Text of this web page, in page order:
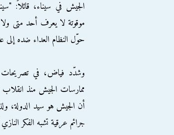
الجيش في سيناء، قائلاً:
موقوتة لا يعرف أحد متى
حوّل النظام العداء ضده إلى
وشدّد فياض، في
أن الجيش هو سيد الدولة،
جرائم عرقية تشبه الفكر